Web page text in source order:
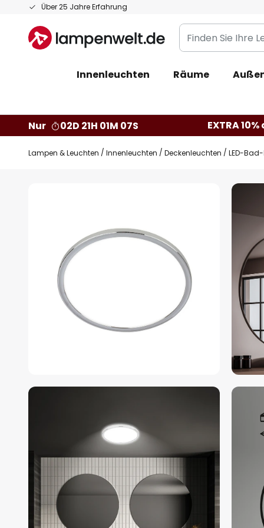
Über 25 Jahre Erfahrung
Zum
springen
Finden
Sie
Leuchte...
Innenleuchten Räume
Nur 02D 21H 01M 06S EXTRA
Lampen & Leuchten Innenleuchten Deckenleuchten LED-
springen